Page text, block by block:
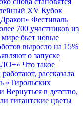
XV Кубок
Фестиваль
700 участников из
мире бьет новые
выросло на 15%
о запуске
Что такое
рассказала
«Тирольских
Вернуться в детство,
гигантские цветы